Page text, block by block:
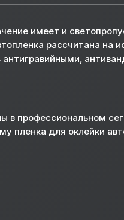
имеет и
рассчитана на
в профессиональном
пленка для оклейки